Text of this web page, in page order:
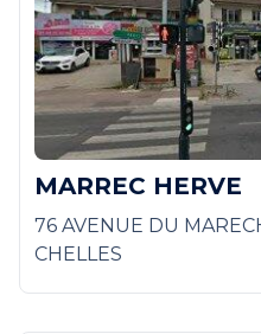
MARREC HERVE
76 AVENUE DU
CHELLES